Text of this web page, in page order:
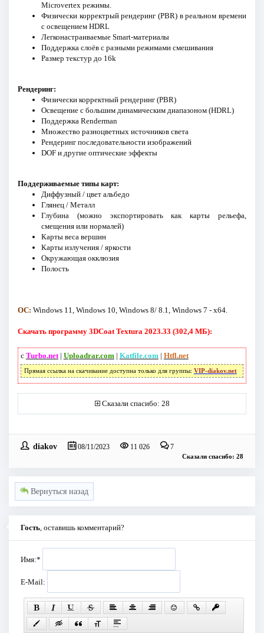
Microvertex режимы.
Физически корректрый рендеринг (PBR) в реальном времени
с освещением HDRL
Легконастраиваемые Smart-материалы
Поддержка слоёв с разными режимами смешивания
Размер текстур до 16k
Рендеринг:
Физически корректный рендеринг (PBR)
Освещение с большим динамическим диапазоном (HDRL)
Поддержка Renderman
Множество разноцветных источников света
Рендеринг последовательности изображений
DOF и другие оптические эффекты
Поддерживаемые типы карт:
Диффузный / цвет альбедо
Глянец / Металл
Глубина (можно экспортировать как карты рельефа,
смещения или нормалей)
Карты веса вершин
Карты излучения / яркости
Окружающая окклюзия
Полость
ОС: Windows 11, Windows 10, Windows 8/ 8.1, Windows 7 - x64.
Скачать программу 3DCoat Textura 2023.33 (302,4 МБ):
с Turbo.net| Uploadrar.com| Katfile.com| Htfl.net
Прямая ссылка на скачивание доступна только для группы: VIP-diakov.net
Сказали спасибо: 28
diakov 08/11/2023 11 026 7
Сказали спасибо: 28
Вернуться назад
Гость, оставишь комментарий?
Имя:*
E-Mail: